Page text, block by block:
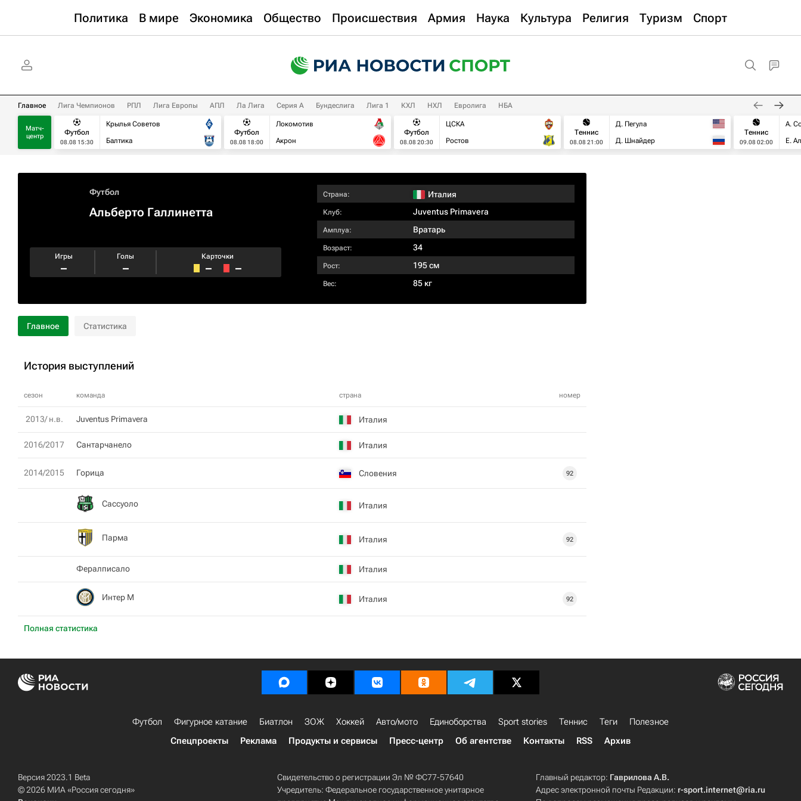
Политика В мире Экономика Общество Происшествия Армия Наука Культура Религия Туризм Спорт
Главное Лига Чемпионов РПЛ Лига Европы АПЛ Ла Лига Серия А Бундеслига Лига 1 КХЛ НХЛ Евролига НБА
Матч-
центр
Футбол
08.08 15:30
Крылья Советов
Балтика
Футбол
08.08 18:00
Локомотив
Акрон
Футбол
08.08 20:30
ЦСКА
Ростов
Теннис
08.08 21:00
Д. Пегула
Д. Шнайдер
Теннис
09.08 02:00
А.
Е.
Футбол
Альберто Галлинетта
Игры
–
Голы
–
Карточки
– –
Страна: Италия
Клуб: Juventus Primavera
Амплуа: Вратарь
Возраст: 34
Рост: 195 см
Вес: 85 кг
Главное Статистика
История выступлений
сезон команда страна номер
Полная статистика
2013/ н.в. Juventus Primavera Италия
2016/2017 Сантарчанело Италия
2014/2015 Горица Словения 92
Сассуоло Италия
Парма Италия 92
Фералписало Италия
Интер М Италия 92
Футбол Фигурное катание Биатлон ЗОЖ Хоккей Авто/мото Единоборства Sport stories Теннис Теги
Полезное
Спецпроекты
Реклама Продукты и сервисы Пресс-центр Об агентстве Контакты RSS Архив
Версия 2023.1 Beta
© 2026 МИА «Россия сегодня»
Свидетельство о регистрации Эл № ФС77-57640
Учредитель: Федеральное государственное унитарное
Главный редактор: Гаврилова А.В.
Адрес электронной почты Редакции: r-sport.internet@ria.ru